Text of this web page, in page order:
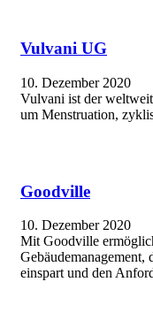
Vulvani UG
10. Dezember 2020
Vulvani ist der
um Menstruation,
Goodville
10. Dezember 2020
Mit Goodville
einspart und den